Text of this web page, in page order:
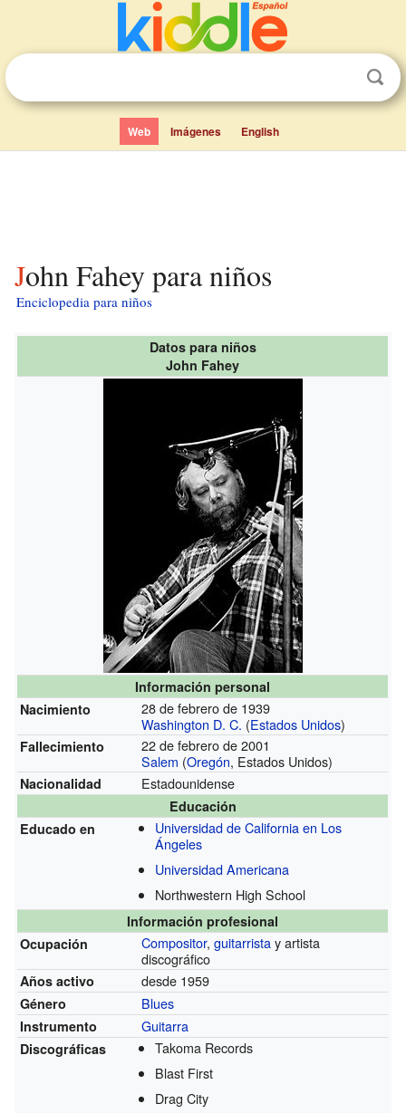
Web Imágenes English
John Fahey para niños
Enciclopedia para niños
Datos para niños
John Fahey
Información personal
Nacimiento
28 de febrero de 1939
Washington D. C. (Estados Unidos)
Fallecimiento
22 de febrero de 2001
Salem (Oregón, Estados Unidos)
Nacionalidad Estadounidense
Educación
Educado en
Universidad de California en Los
Ángeles
Universidad Americana
Northwestern High School
Información profesional
Ocupación
Compositor,guitarristay artista
discográfico
Años activo desde 1959
Género Blues
Instrumento Guitarra
Discográficas
Takoma Records
Blast First
Drag City